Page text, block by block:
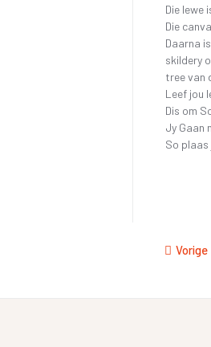
Die lewe
Die
Daarna
skildery
tree van
Leef jou
Dis om
Jy Gaan
So plaas
Vorige